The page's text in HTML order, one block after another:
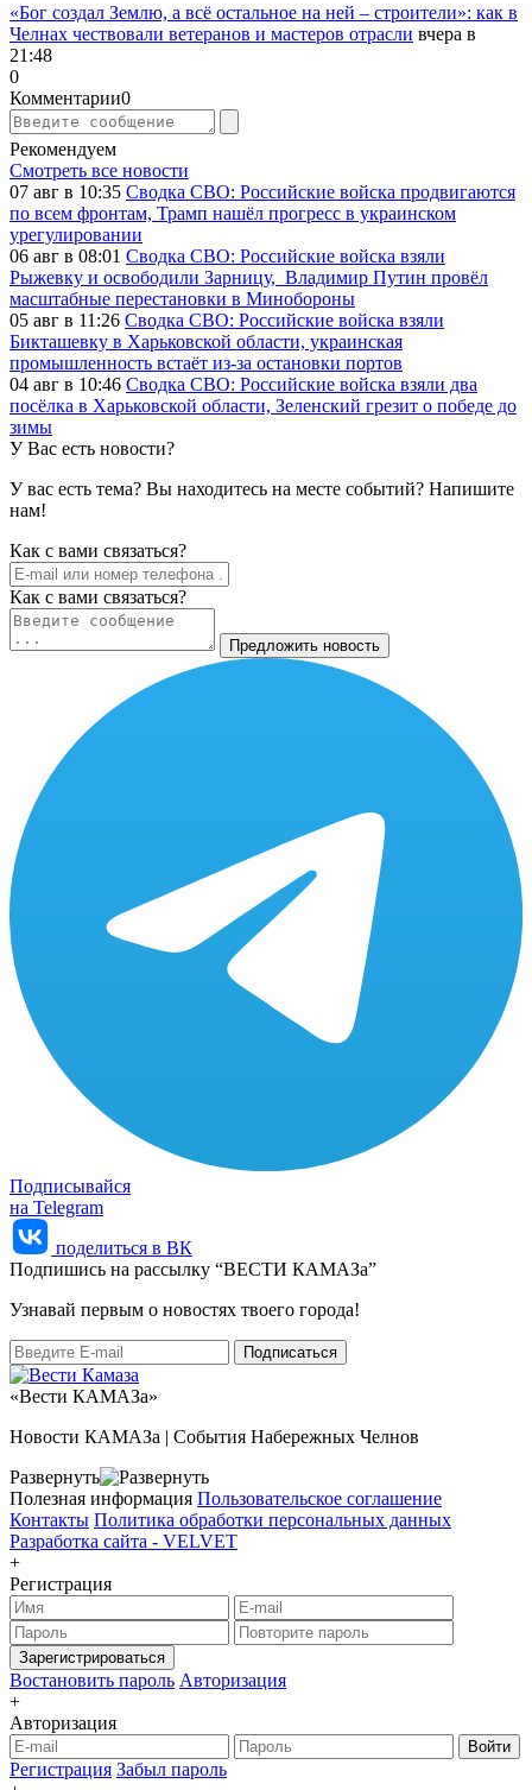
«Бог создал Землю, а всё остальное на ней – строители»: как в
Челнах чествовали ветеранов и мастеров отрасли вчера в
21:48
0
Комментарии0
Рекомендуем
Смотреть все новости
07 авг в 10:35 Сводка СВО: Российские войска продвигаются
по всем фронтам, Трамп нашёл прогресс в украинском
урегулировании
06 авг в 08:01 Сводка СВО: Российские войска взяли
Рыжевку и освободили Зарницу, Владимир Путин провёл
масштабные перестановки в Минобороны
05 авг в 11:26 Сводка СВО: Российские войска взяли
Бикташевку в Харьковской области, украинская
промышленность встаёт из-за остановки портов
04 авг в 10:46 Сводка СВО: Российские войска взяли два
посёлка в Харьковской области, Зеленский грезит о победе до
зимы
У Вас есть новости?
У вас есть тема? Вы находитесь на месте событий? Напишите
нам!
Как c вами связаться?
Как c вами связаться?
Предложить новость
Подписывайся
на Telegram
поделиться в ВК
Подпишись на рассылку “ВЕСТИ КАМАЗа”
Узнaвай первым о новостях твоего города!
«Вести КАМАЗа»
Новости КАМАЗа | События Набережных Челнов
Развернуть
Полезная информация Пользовательское соглашение
Контакты Политика обработки персональных данных
Разработка сайта - VELVET
+
Регистрация
Зарегистрироваться
Востановить пароль Авторизация
+
Авторизация
Войти
Регистрация Забыл пароль